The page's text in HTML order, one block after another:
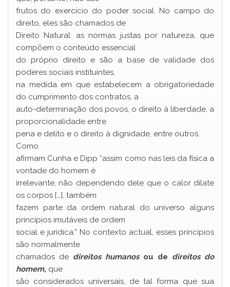
frutos do exercício do poder social. No campo do
direito, eles são chamados de
Direito Natural: as normas justas por natureza, que
compõem o conteúdo essencial
do próprio direito e são a base de validade dos
poderes sociais instituintes,
na medida em que estabelecem a obrigatoriedade
do cumprimento dos contratos, a
auto-determinação dos povos, o direito à liberdade, a
proporcionalidade entre
pena e delito e o direito à dignidade, entre outros.
Como
afirmam Cunha e Dipp “assim como nas leis da física a
vontade do homem é
irrelevante, não dependendo dele que o calor dilate
os corpos […], também
fazem parte da ordem natural do universo alguns
princípios imutáveis de ordem
social e jurídica.” No contexto actual, esses princípios
são normalmente
chamados de direitos humanosou de direitos do
homem, que
são considerados universais, de tal forma que sua